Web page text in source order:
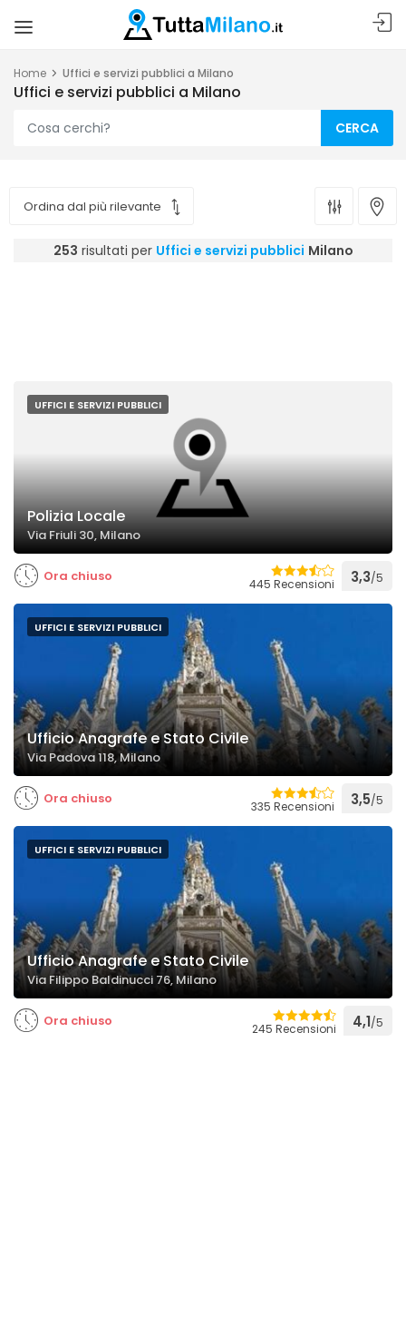
Home Uffici e servizi pubblici a Milano
Uffici e servizi pubblici a Milano
CERCA
253 risultati per Uffici e servizi pubblici Milano
UFFICI E SERVIZI PUBBLICI
Polizia Locale
Via Friuli 30, Milano
Ora chiuso 445 Recensioni 3,3/5
UFFICI E SERVIZI PUBBLICI
Ufficio Anagrafe e Stato Civile
Via Padova 118, Milano
Ora chiuso 335 Recensioni 3,5/5
UFFICI E SERVIZI PUBBLICI
Ufficio Anagrafe e Stato Civile
Via Filippo Baldinucci 76, Milano
Ora chiuso 245 Recensioni 4,1/5